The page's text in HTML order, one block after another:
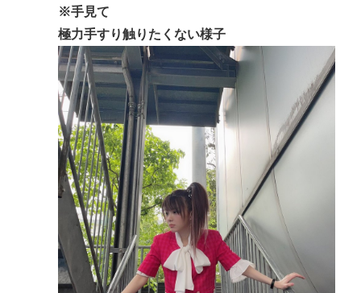
※手見て
極力手すり触りたくない様子